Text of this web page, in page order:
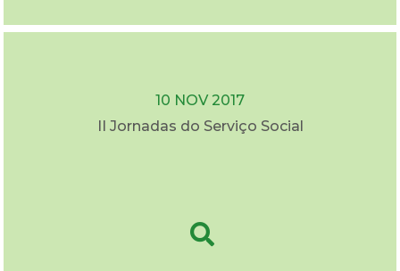
10 NOV 2017
II Jornadas do Serviço Social